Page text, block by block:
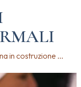
in costruzione ...